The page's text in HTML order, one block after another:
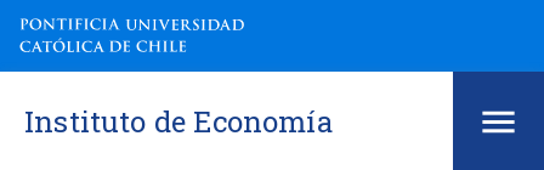
Instituto de Economía